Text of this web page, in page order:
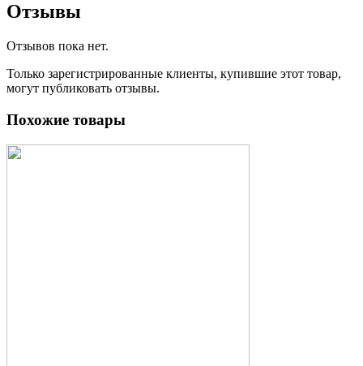
Отзывы
Отзывов пока нет.
Только зарегистрированные клиенты, купившие этот товар,
могут публиковать отзывы.
Похожие товары